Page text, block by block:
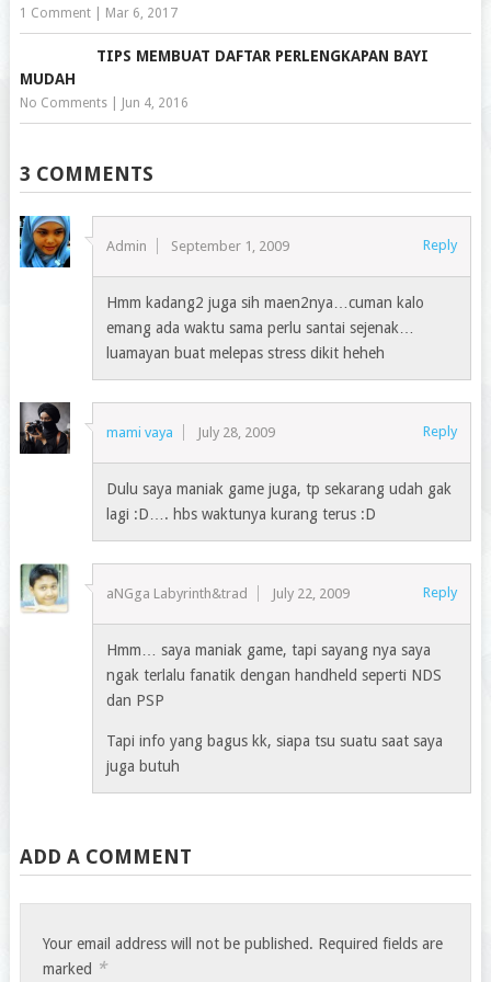
1 Comment| Mar 6, 2017
TIPS MEMBUAT DAFTAR PERLENGKAPAN BAYI
MUDAH
No Comments| Jun 4, 2016
3 COMMENTS
Admin September 1, 2009 Reply
Hmm kadang2 juga sih maen2nya…cuman kalo
emang ada waktu sama perlu santai sejenak…
luamayan buat melepas stress dikit heheh
mami vaya July 28, 2009 Reply
Dulu saya maniak game juga, tp sekarang udah gak
lagi :D…. hbs waktunya kurang terus :D
aNGga Labyrinth&trad July 22, 2009 Reply
Hmm… saya maniak game, tapi sayang nya saya
ngak terlalu fanatik dengan handheld seperti NDS
dan PSP
Tapi info yang bagus kk, siapa tsu suatu saat saya
juga butuh
ADD A COMMENT
Your email address will not be published. Required fields are
marked *